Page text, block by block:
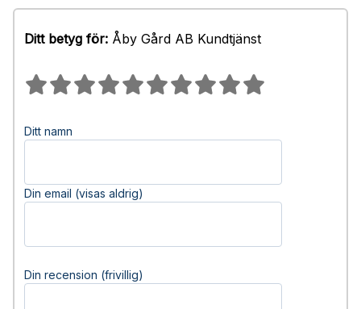
Ditt betyg för: Åby Gård AB Kundtjänst
Ditt namn
Din email (visas aldrig)
Din recension (frivillig)